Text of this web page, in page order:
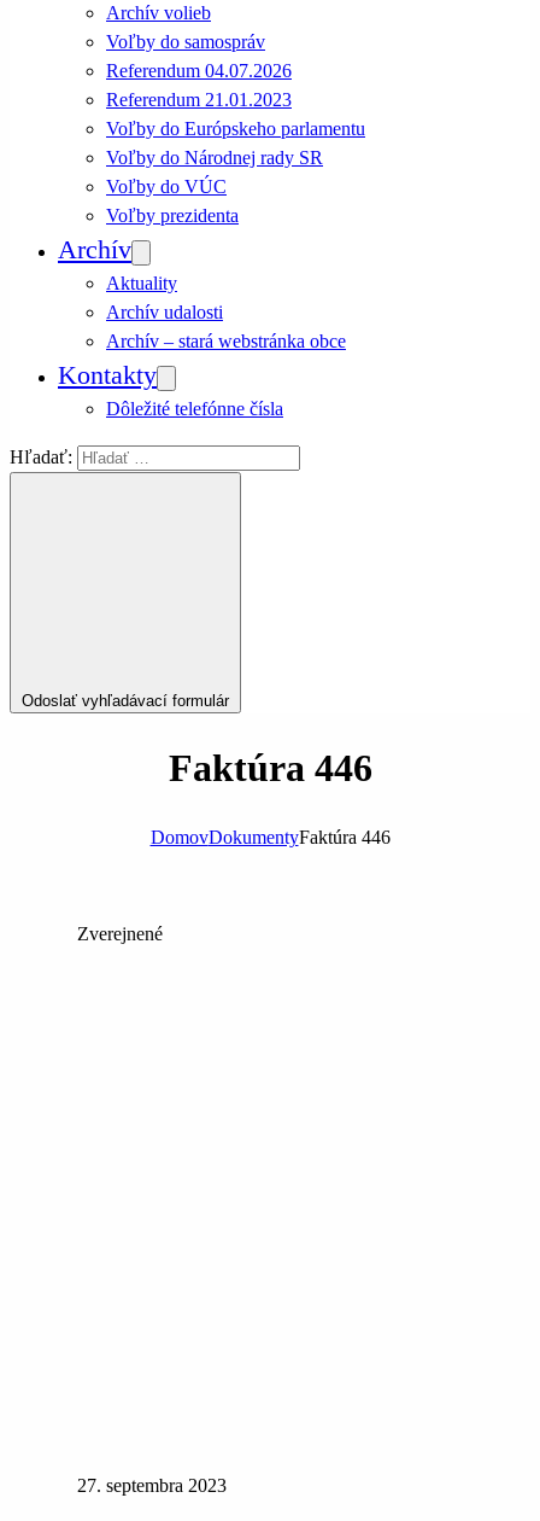
Archív volieb
Voľby do samospráv
Referendum 04.07.2026
Referendum 21.01.2023
Voľby do Európskeho parlamentu
Voľby do Národnej rady SR
Voľby do VÚC
Voľby prezidenta
Archív
Aktuality
Archív udalosti
Archív – stará webstránka obce
Kontakty
Dôležité telefónne čísla
Hľadať:
Odoslať vyhľadávací formulár
Faktúra 446
DomovDokumentyFaktúra 446
Zverejnené
27. septembra 2023